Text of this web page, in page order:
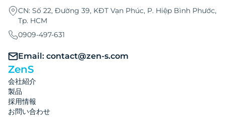
CN: Số 22, Đường 39, KĐT Vạn Phúc, P. Hiệp Bình Phước,
Tp. HCM
0909-497-631
Email: contact@zen-s.com
ZenS
会社紹介
製品
採用情報
お問い合わせ